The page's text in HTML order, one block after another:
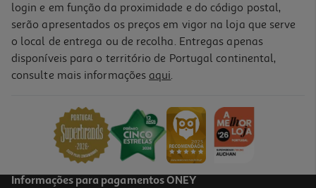
Tinta Acrílica Auchan Dourado 120ml
login e em função da proximidade e do código postal,
serão apresentados os preços em vigor na loja que serve
o local de entrega ou de recolha. Entregas apenas
disponíveis para o território de Portugal continental,
consulte mais informações aqui.
Informações para pagamentos ONEY